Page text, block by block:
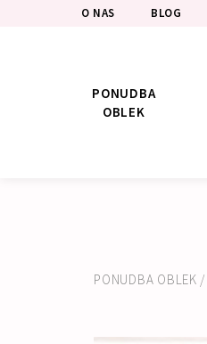
O NAS BLOG
PONUDBA
OBLEK
PONUDBA OBLEK /